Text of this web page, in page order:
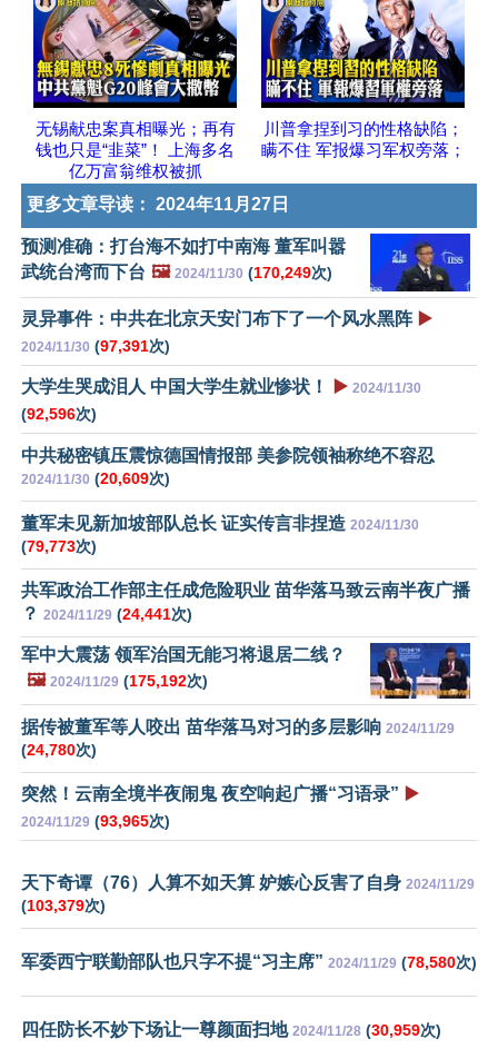
无锡献忠案真相曝光；再有
钱也只是“韭菜”！ 上海多名
亿万富翁维权被抓
川普拿捏到习的性格缺陷；
瞒不住 军报爆习军权旁落；
更多文章导读： 2024年11月27日
预测准确：打台海不如打中南海 董军叫嚣
武统台湾而下台 🖼️ 2024/11/30 (170,249次)
灵异事件：中共在北京天安门布下了一个风水黑阵 ▶️
2024/11/30 (97,391次)
大学生哭成泪人 中国大学生就业惨状！ ▶️ 2024/11/30
(92,596次)
中共秘密镇压震惊德国情报部 美参院领袖称绝不容忍
2024/11/30 (20,609次)
董军未见新加坡部队总长 证实传言非捏造 2024/11/30
(79,773次)
共军政治工作部主任成危险职业 苗华落马致云南半夜广播
？ 2024/11/29 (24,441次)
军中大震荡 领军治国无能习将退居二线？
🖼️ 2024/11/29 (175,192次)
据传被董军等人咬出 苗华落马对习的多层影响 2024/11/29
(24,780次)
突然！云南全境半夜闹鬼 夜空响起广播“习语录” ▶️
2024/11/29 (93,965次)
天下奇谭（76）人算不如天算 妒嫉心反害了自身 2024/11/29
(103,379次)
军委西宁联勤部队也只字不提“习主席” 2024/11/29 (78,580次)
四任防长不妙下场让一尊颜面扫地 2024/11/28 (30,959次)